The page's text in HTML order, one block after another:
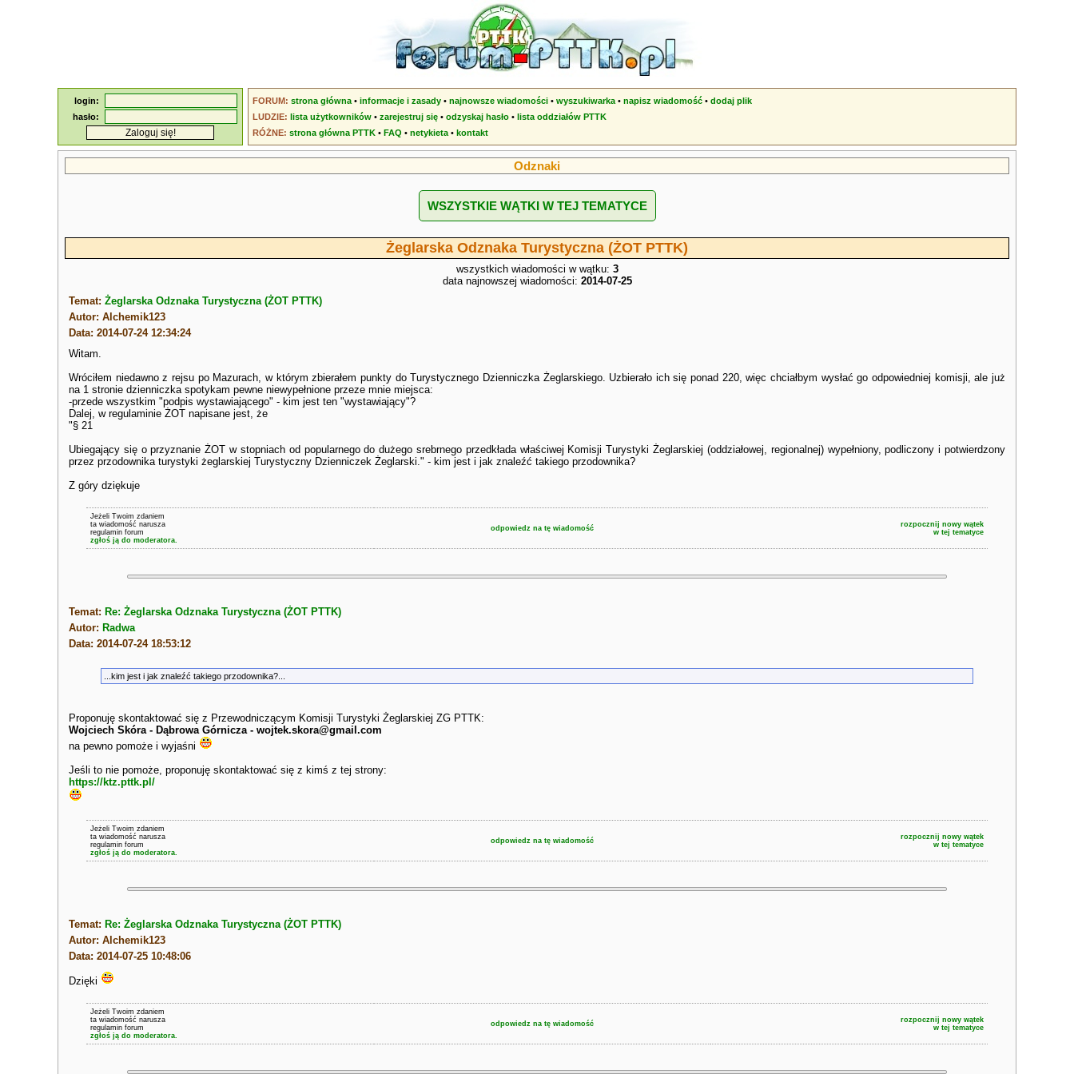
login:
hasło:
FORUM: strona główna • informacje i zasady • najnowsze wiadomości • wyszukiwarka • napisz wiadomość • dodaj plik
LUDZIE: lista użytkowników • zarejestruj się • odzyskaj hasło • lista oddziałów PTTK
RÓŻNE: strona główna PTTK • FAQ • netykieta • kontakt
Odznaki
WSZYSTKIE WĄTKI W TEJ TEMATYCE
Żeglarska Odznaka Turystyczna (ŻOT PTTK)
wszystkich wiadomości w wątku: 3
data najnowszej wiadomości: 2014-07-25
Temat: Żeglarska Odznaka Turystyczna (ŻOT PTTK)
Autor: Alchemik123
Data: 2014-07-24 12:34:24
Witam.
Wróciłem niedawno z rejsu po Mazurach, w którym zbierałem punkty do Turystycznego Dzienniczka Żeglarskiego. Uzbierało ich się ponad 220, więc chciałbym wysłać go odpowiedniej komisji, ale już
na 1 stronie dzienniczka spotykam pewne niewypełnione przeze mnie miejsca:
-przede wszystkim "podpis wystawiającego" - kim jest ten "wystawiający"?
Dalej, w regulaminie ŻOT napisane jest, że
"§ 21
Ubiegający się o przyznanie ŻOT w stopniach od popularnego do dużego srebrnego przedkłada właściwej Komisji Turystyki Żeglarskiej (oddziałowej, regionalnej) wypełniony, podliczony i potwierdzony
przez przodownika turystyki żeglarskiej Turystyczny Dzienniczek Żeglarski." - kim jest i jak znaleźć takiego przodownika?
Z góry dziękuje
Jeżeli Twoim zdaniem
ta wiadomość narusza
regulamin forum
zgłoś ją do moderatora.
odpowiedz na tę wiadomość
rozpocznij nowy wątek
w tej tematyce
Temat: Re: Żeglarska Odznaka Turystyczna (ŻOT PTTK)
Autor: Radwa
Data: 2014-07-24 18:53:12
...kim jest i jak znaleźć takiego przodownika?...
Proponuję skontaktować się z Przewodniczącym Komisji Turystyki Żeglarskiej ZG PTTK:
Wojciech Skóra - Dąbrowa Górnicza - wojtek.skora@gmail.com
na pewno pomoże i wyjaśni
Jeśli to nie pomoże, proponuję skontaktować się z kimś z tej strony:
https://ktz.pttk.pl/
Jeżeli Twoim zdaniem
ta wiadomość narusza
regulamin forum
zgłoś ją do moderatora.
odpowiedz na tę wiadomość
rozpocznij nowy wątek
w tej tematyce
Temat: Re: Żeglarska Odznaka Turystyczna (ŻOT PTTK)
Autor: Alchemik123
Data: 2014-07-25 10:48:06
Dzięki
Jeżeli Twoim zdaniem
ta wiadomość narusza
regulamin forum
zgłoś ją do moderatora.
odpowiedz na tę wiadomość
rozpocznij nowy wątek
w tej tematyce